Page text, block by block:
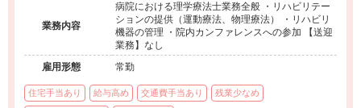
業務内容
病院における理学療法士業務全般 ・リハビリテー
ションの提供（運動療法、物理療法） ・リハビリ
機器の管理 ・院内カンファレンスへの参加 【送迎
業務】なし
雇用形態
常勤
住宅手当あり 給与高め 交通費手当あり 残業少なめ